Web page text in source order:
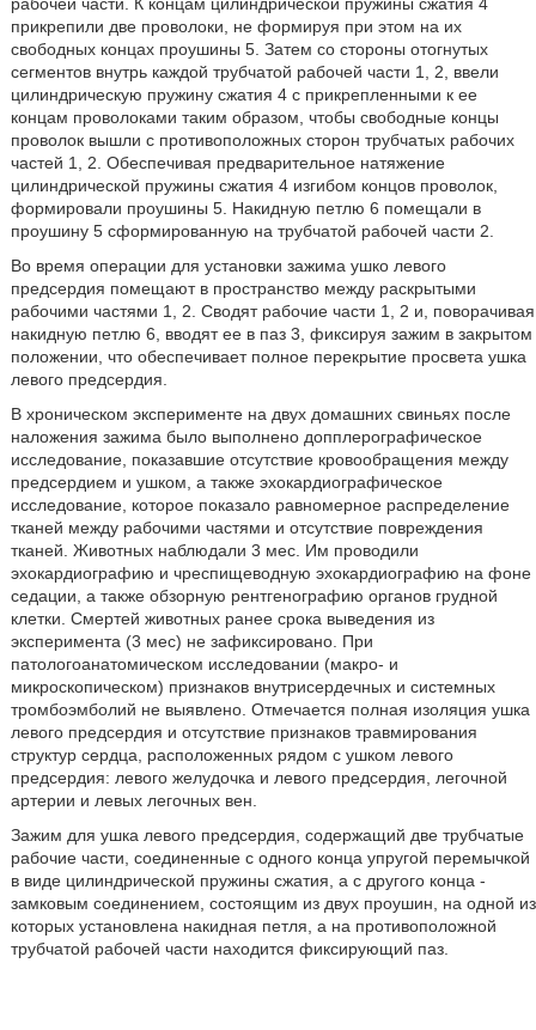
прикрепили две проволоки, не формируя при этом на их
свободных концах проушины 5. Затем со стороны отогнутых
сегментов внутрь каждой трубчатой рабочей части 1, 2, ввели
цилиндрическую пружину сжатия 4 с прикрепленными к ее
концам проволоками таким образом, чтобы свободные концы
проволок вышли с противоположных сторон трубчатых рабочих
частей 1, 2. Обеспечивая предварительное натяжение
цилиндрической пружины сжатия 4 изгибом концов проволок,
формировали проушины 5. Накидную петлю 6 помещали в
проушину 5 сформированную на трубчатой рабочей части 2.
Во время операции для установки зажима ушко левого
предсердия помещают в пространство между раскрытыми
рабочими частями 1, 2. Сводят рабочие части 1, 2 и, поворачивая
накидную петлю 6, вводят ее в паз 3, фиксируя зажим в закрытом
положении, что обеспечивает полное перекрытие просвета ушка
левого предсердия.
В хроническом эксперименте на двух домашних свиньях после
наложения зажима было выполнено допплерографическое
исследование, показавшие отсутствие кровообращения между
предсердием и ушком, а также эхокардиографическое
исследование, которое показало равномерное распределение
тканей между рабочими частями и отсутствие повреждения
тканей. Животных наблюдали 3 мес. Им проводили
эхокардиографию и чреспищеводную эхокардиографию на фоне
седации, а также обзорную рентгенографию органов грудной
клетки. Смертей животных ранее срока выведения из
эксперимента (3 мес) не зафиксировано. При
патологоанатомическом исследовании (макро- и
микроскопическом) признаков внутрисердечных и системных
тромбоэмболий не выявлено. Отмечается полная изоляция ушка
левого предсердия и отсутствие признаков травмирования
структур сердца, расположенных рядом с ушком левого
предсердия: левого желудочка и левого предсердия, легочной
артерии и левых легочных вен.
Зажим для ушка левого предсердия, содержащий две трубчатые
рабочие части, соединенные с одного конца упругой перемычкой
в виде цилиндрической пружины сжатия, а с другого конца -
замковым соединением, состоящим из двух проушин, на одной из
которых установлена накидная петля, а на противоположной
трубчатой рабочей части находится фиксирующий паз.